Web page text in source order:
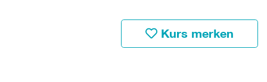
Kurs merken